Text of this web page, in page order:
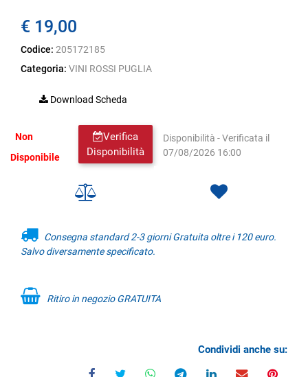
€ 19,00
Codice: 205172185
Categoria: VINI ROSSI PUGLIA
Download Scheda
Verifica
Disponibilità
Non
Disponibile
Disponibilità - Verificata il
07/08/2026 16:00
Consegna standard 2-3 giorni Gratuita oltre i 120 euro.
Salvo diversamente specificato.
Ritiro in negozio GRATUITA
Condividi anche su: